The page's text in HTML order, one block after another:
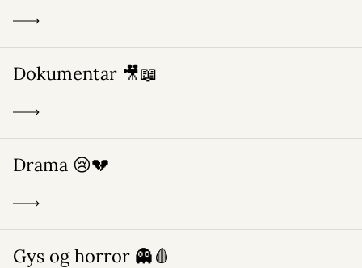
Dokumentar 🎥📖
Drama 😢💔
Gys og horror 👻🩸